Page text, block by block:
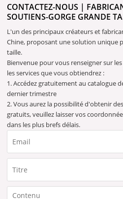
CONTACTEZ-NOUS |
SOUTIENS-GORGE GRANDE
L'un des principaux créateurs et
Chine, proposant une solution unique
taille.
Bienvenue pour vous renseigner sur
les services que vous obtiendrez :
1. Accédez gratuitement au catalogue
dernier trimestre
2. Vous aurez la possibilité d'obtenir
gratuits, veuillez laisser vos
dans les plus brefs délais.